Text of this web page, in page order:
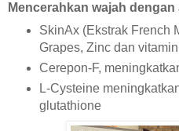
Mencerahkan wajah
SkinAx (Ekstrak French
Grapes, Zinc dan
Cerepon-F,
L-Cysteine
glutathione